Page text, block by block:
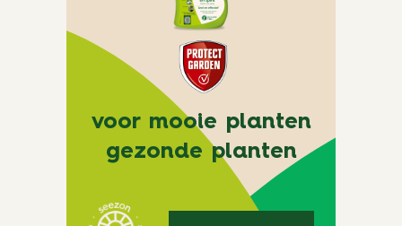
voor mooie planten
gezonde planten